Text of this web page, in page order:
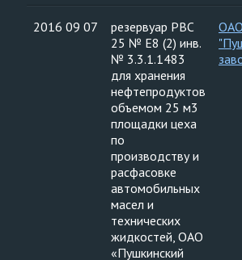
2016 09 07
резервуар РВС
25 № Е8 (2) инв.
№ 3.3.1.1483
для хранения
нефтепродуктов
объемом 25 м3
площадки цеха
по
производству и
расфасовке
автомобильных
масел и
технических
жидкостей, ОАО
«Пушкинский
ОАО